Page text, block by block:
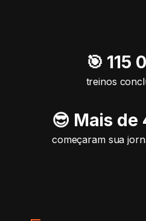
😎 Mais de
começaram sua
🎯️ 115
treinos